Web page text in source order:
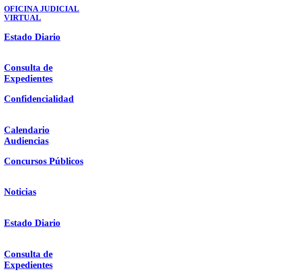
OFICINA JUDICIAL
VIRTUAL
Estado Diario
Consulta de
Expedientes
Confidencialidad
Calendario
Audiencias
Concursos Públicos
Noticias
Estado Diario
Consulta de
Expedientes